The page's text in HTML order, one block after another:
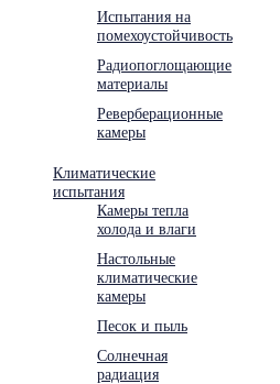
Испытания на
помехоустойчивость
Радиопоглощающие
материалы
Реверберационные
камеры
Климатические
испытания
Камеры тепла
холода и влаги
Настольные
климатические
камеры
Песок и пыль
Солнечная
радиация